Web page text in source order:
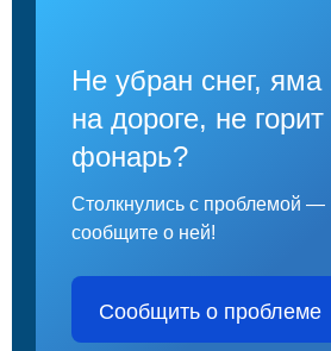
Не убран снег, яма
на дороге, не горит
фонарь?
Столкнулись с проблемой —
сообщите о ней!
Сообщить о проблеме